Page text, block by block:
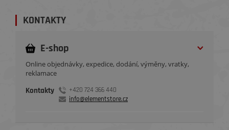
KONTAKTY
E-shop
Online objednávky, expedice, dodání, výměny, vratky,
reklamace
Kontakty
+420 724 366 440
info@elementstore.cz